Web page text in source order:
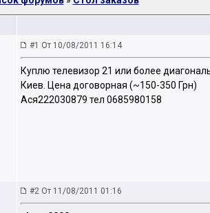
#1 От 10/08/2011 16:14
Куплю телевизор 21 или более
Киев. Цена договорная (~150-350 Грн)
Ася222030879 тел 0685980158
#2 От 11/08/2011 01:16